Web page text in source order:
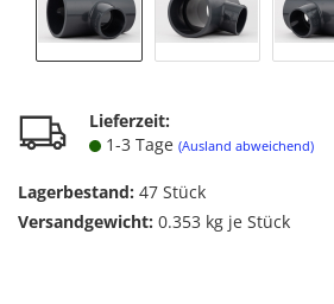
Lieferzeit:
1-3 Tage (Ausland abweichend)
Lagerbestand: 47 Stück
Versandgewicht: 0.353 kg je Stück